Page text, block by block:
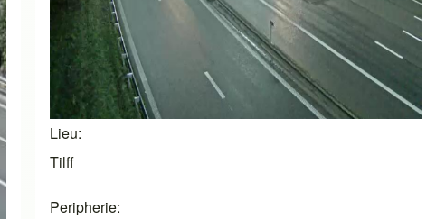
Lieu
Tilff
Peripherie